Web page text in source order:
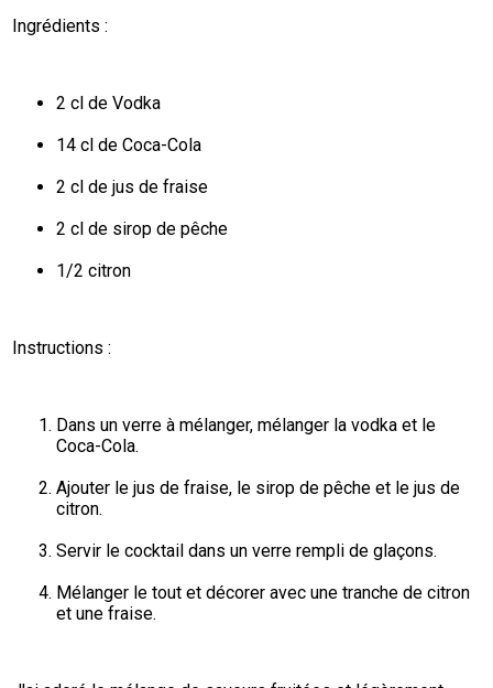
Ingrédients :
2 cl de Vodka
14 cl de Coca-Cola
2 cl de jus de fraise
2 cl de sirop de pêche
1/2 citron
Instructions :
Dans un verre à mélanger, mélanger la vodka et le
Coca-Cola.
Ajouter le jus de fraise, le sirop de pêche et le jus de
citron.
Servir le cocktail dans un verre rempli de glaçons.
Mélanger le tout et décorer avec une tranche de citron
et une fraise.